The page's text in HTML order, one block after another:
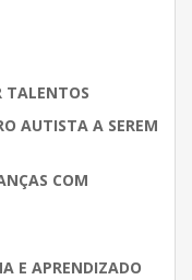
TALENTOS
AUTISTA A SEREM
COM
E APRENDIZADO